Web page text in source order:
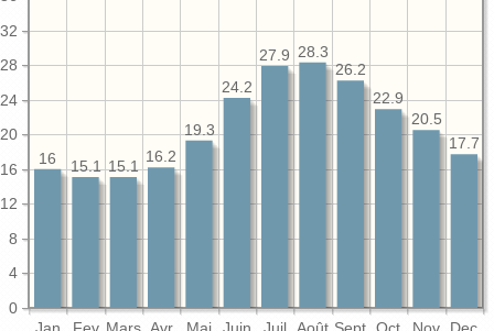
0
4
8
12
16
20
24
28
32
17.7
20.5
22.9
26.2
28.3
27.9
24.2
19.3
16.2
15.1
15.1
16